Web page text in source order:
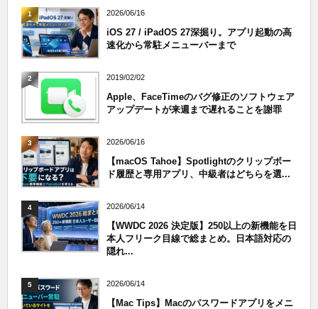
1 2026/06/16
iOS 27 / iPadOS 27深掘り。アプリ起動の高
速化から常駐メニューバーまで
2 2019/02/02
Apple、FaceTimeのバグ修正のソフトウェア
アップデートが来週まで遅れることを謝罪
3 2026/06/16
【macOS Tahoe】Spotlightのクリップボー
ド履歴と専用アプリ、中級者はどちらを選...
4 2026/06/14
【WWDC 2026 決定版】250以上の新機能を日
本人フリーク目線で総まとめ。日本語対応の
隠れ...
5 2026/06/14
【Mac Tips】Macのパスワードアプリをメニ